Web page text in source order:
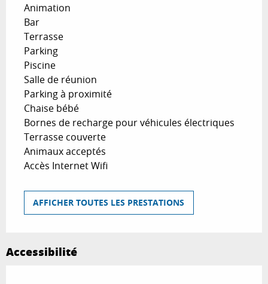
Animation
Bar
Terrasse
Parking
Piscine
Salle de réunion
Parking à proximité
Chaise bébé
Bornes de recharge pour véhicules électriques
Terrasse couverte
Animaux acceptés
Accès Internet Wifi
AFFICHER TOUTES LES PRESTATIONS
Accessibilité